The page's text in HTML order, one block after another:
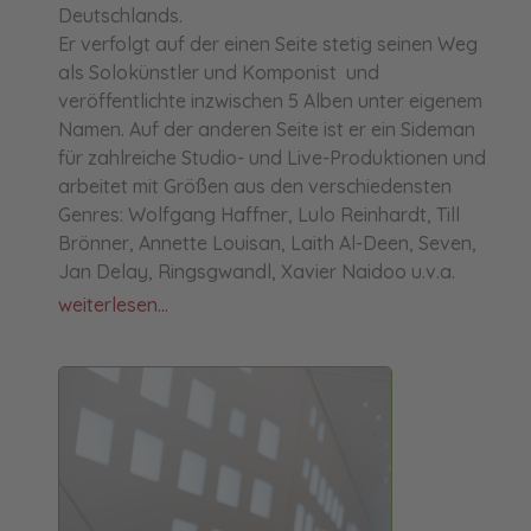
Deutschlands.
Er verfolgt auf der einen Seite stetig seinen Weg
als Solokünstler und Komponist und
veröffentlichte inzwischen 5 Alben unter eigenem
Namen. Auf der anderen Seite ist er ein Sideman
für zahlreiche Studio- und Live-Produktionen und
arbeitet mit Größen aus den verschiedensten
Genres: Wolfgang Haffner, Lulo Reinhardt, Till
Brönner, Annette Louisan, Laith Al-Deen, Seven,
Jan Delay, Ringsgwandl, Xavier Naidoo u.v.a.
weiterlesen...